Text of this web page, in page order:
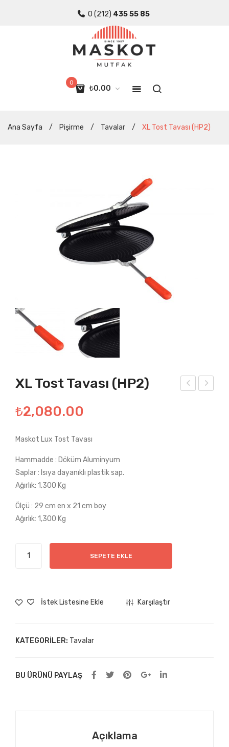
0 (212) 435 55 85
0
₺0.00
ürün yok.
Ana Sayfa / Pişirme / Tavalar / XL Tost Tavası (HP2)
XL Tost Tavası (HP2)
₺2,080.00
Maskot Lux Tost Tavası
Hammadde : Döküm Aluminyum
Saplar : Isıya dayanıklı plastik sap.
Ağırlık: 1,300 Kg
Ölçü : 29 cm en x 21 cm boy
Ağırlık: 1,300 Kg
adet
SEPETE EKLE
İstek Listesine Ekle Karşılaştır
KATEGORILER: Tavalar
BU ÜRÜNÜ PAYLAŞ
Açıklama